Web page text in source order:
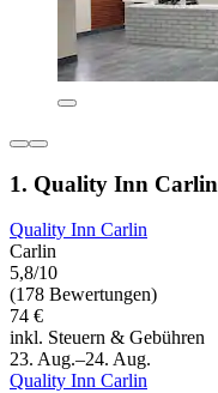
1. Quality Inn Carlin
Quality Inn Carlin
Carlin
5,8/10
(178 Bewertungen)
74 €
inkl. Steuern & Gebühren
23. Aug.–24. Aug.
Quality Inn Carlin